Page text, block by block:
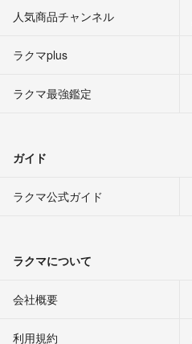
人気商品チャンネル
ラクマplus
ラクマ最強鑑定
ガイド
ラクマ公式ガイド
ラクマについて
会社概要
利用規約